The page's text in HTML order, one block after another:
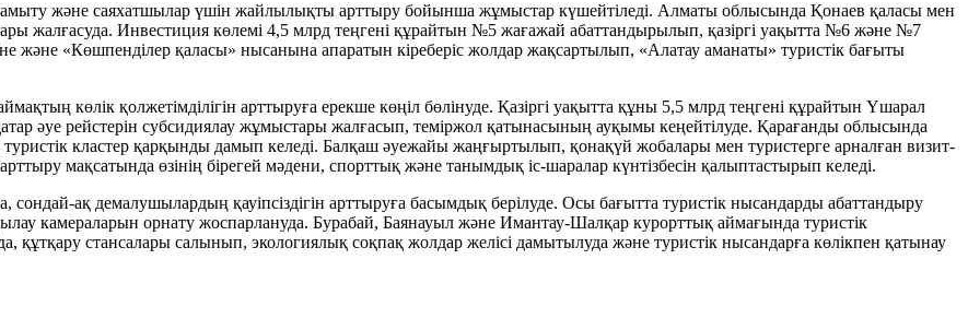
және саяхатшылар үшін жайлылықты арттыру бойынша жұмыстар күшейтіледі. Алматы облысында Қонаев қаласы мен
жалғасуда. Инвестиция көлемі 4,5 млрд теңгені құрайтын №5 жағажай абаттандырылып, қазіргі уақытта №6 және №7
«Көшпенділер қаласы» нысанына апаратын кіреберіс жолдар жақсартылып, «Алатау аманаты» туристік бағыты
көлік қолжетімділігін арттыруға ерекше көңіл бөлінуде. Қазіргі уақытта құны 5,5 млрд теңгені құрайтын Үшарал
әуе рейстерін субсидиялау жұмыстары жалғасып, теміржол қатынасының ауқымы кеңейтілуде. Қарағанды облысында
кластер қарқынды дамып келеді. Балқаш әуежайы жаңғыртылып, қонақүй жобалары мен туристерге арналған визит-
мақсатында өзінің бірегей мәдени, спорттық және танымдық іс-шаралар күнтізбесін қалыптастырып келеді.
ақ демалушылардың қауіпсіздігін арттыруға басымдық берілуде. Осы бағытта туристік нысандарды абаттандыру
камераларын орнату жоспарлануда. Бурабай, Баянауыл және Имантау-Шалқар курорттық аймағында туристік
стансалары салынып, экологиялық соқпақ жолдар желісі дамытылуда және туристік нысандарға көлікпен қатынау